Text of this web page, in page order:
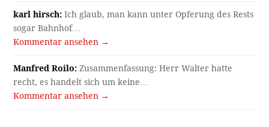
karl hirsch: Ich glaub, man kann unter Opferung des Rests
sogar Bahnhof…
Kommentar ansehen →
Manfred Roilo: Zusammenfassung: Herr Walter hatte
recht, es handelt sich um keine…
Kommentar ansehen →